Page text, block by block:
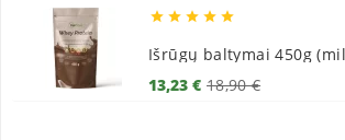
    
13,23 € 18,90 €